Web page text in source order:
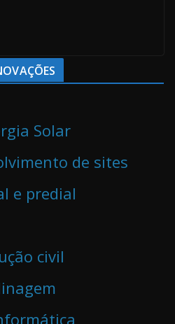
Solar
de sites
e predial
civil